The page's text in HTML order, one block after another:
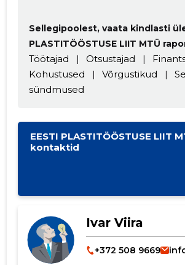
Sellegipoolest, vaata kindlasti
PLASTITÖÖSTUSE LIIT MTÜ
Töötajad | Otsustajad |
Kohustused
| Võrgustikud |
sündmused
EESTI PLASTITÖÖSTUSE LIIT
kontaktid
Ivar Viira
+372 508 9669